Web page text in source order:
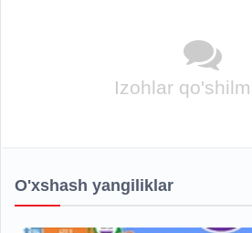
Izohlar
O'xshash yangiliklar